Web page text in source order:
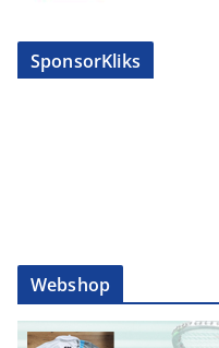
SponsorKliks
Webshop